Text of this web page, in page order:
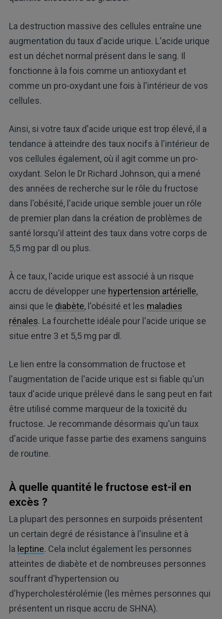
La destruction massive des cellules entraîne une
augmentation du taux d'acide urique. L'acide urique
est un déchet normal présent dans le sang. Il
fonctionne à la fois comme un antioxydant et
comme un pro-oxydant une fois à l'intérieur de vos
cellules.
Ainsi, si votre taux d'acide urique est trop élevé, il a
tendance à atteindre des taux nocifs à l'intérieur de
vos cellules également, où il agit comme un pro-
oxydant. Selon le Dr Richard Johnson, qui a mené
des années de recherche sur le rôle du fructose
dans l'obésité, l'acide urique semble jouer un rôle
de premier plan dans la création de problèmes de
santé lorsqu'il atteint des taux dans votre corps de
5,5 mg par dl ou plus.
À ce taux, l'acide urique est associé à un risque
accru de développer une hypertension artérielle,
ainsi que le diabète, l'obésité et les maladies
rénales. La fourchette idéale pour l'acide urique se
situe entre 3 et 5,5 mg par dl.
Le lien entre la consommation de fructose et
l'augmentation de l'acide urique est si fiable qu'un
taux d'acide urique prélevé dans le sang peut en fait
être utilisé comme marqueur de la toxicité du
fructose. Je recommande désormais qu'un taux
d'acide urique fasse partie des examens sanguins
de routine.
À quelle quantité le fructose est-il en
excès ?
La plupart des personnes en surpoids présentent
un certain degré de résistance à l'insuline et à
la leptine. Cela inclut également les personnes
atteintes de diabète et de nombreuses personnes
souffrant d'hypertension ou
d'hypercholestérolémie (les mêmes personnes qui
présentent un risque accru de SHNA).